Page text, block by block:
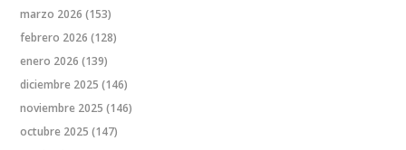
marzo 2026 (153)
febrero 2026 (128)
enero 2026 (139)
diciembre 2025 (146)
noviembre 2025 (146)
octubre 2025 (147)